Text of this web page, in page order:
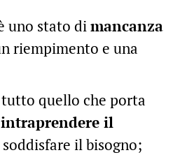
uno stato di mancanza
riempimento e una
quello che porta
intraprendere il
il bisogno;